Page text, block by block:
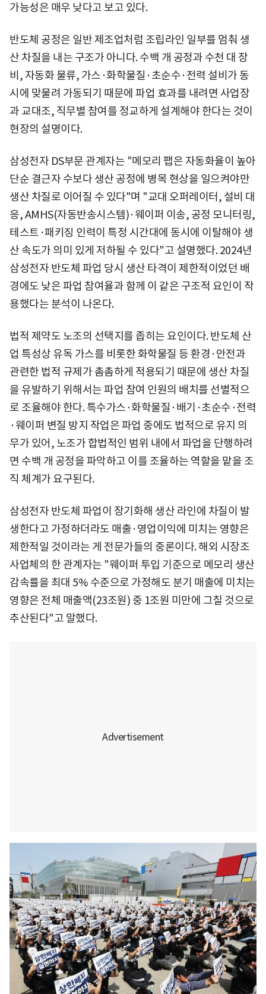
가능성은 매우 낮다고 보고 있다.
반도체 공정은 일반 제조업처럼 조립라인 일부를 멈춰 생
산 차질을 내는 구조가 아니다. 수백 개 공정과 수천 대 장
비, 자동화 물류, 가스·화학물질·초순수·전력 설비가 동
시에 맞물려 가동되기 때문에 파업 효과를 내려면 사업장
과 교대조, 직무별 참여를 정교하게 설계해야 한다는 것이
현장의 설명이다.
삼성전자 DS부문 관계자는 "메모리 팹은 자동화율이 높아
단순 결근자 수보다 생산 공정에 병목 현상을 일으켜야만
생산 차질로 이어질 수 있다"며 "교대 오퍼레이터, 설비 대
응, AMHS(자동반송시스템)·웨이퍼 이송, 공정 모니터링,
테스트·패키징 인력이 특정 시간대에 동시에 이탈해야 생
산 속도가 의미 있게 저하될 수 있다"고 설명했다. 2024년
삼성전자 반도체 파업 당시 생산 타격이 제한적이었던 배
경에도 낮은 파업 참여율과 함께 이 같은 구조적 요인이 작
용했다는 분석이 나온다.
법적 제약도 노조의 선택지를 좁히는 요인이다. 반도체 산
업 특성상 유독 가스를 비롯한 화학물질 등 환경·안전과
관련한 법적 규제가 촘촘하게 적용되기 때문에 생산 차질
을 유발하기 위해서는 파업 참여 인원의 배치를 선별적으
로 조율해야 한다. 특수가스·화학물질·배기·초순수·전력
·웨이퍼 변질 방지 작업은 파업 중에도 법적으로 유지 의
무가 있어, 노조가 합법적인 범위 내에서 파업을 단행하려
면 수백 개 공정을 파악하고 이를 조율하는 역할을 맡을 조
직 체계가 요구된다.
삼성전자 반도체 파업이 장기화해 생산 라인에 차질이 발
생한다고 가정하더라도 매출·영업이익에 미치는 영향은
제한적일 것이라는 게 전문가들의 중론이다. 해외 시장조
사업체의 한 관계자는 "웨이퍼 투입 기준으로 메모리 생산
감속률을 최대 5% 수준으로 가정해도 분기 매출에 미치는
영향은 전체 매출액(23조원) 중 1조원 미만에 그칠 것으로
추산된다"고 말했다.